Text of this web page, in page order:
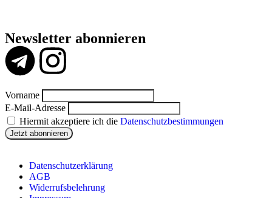
Newsletter abonnieren
Vorname
E-Mail-Adresse
Hiermit akzeptiere ich die Datenschutzbestimmungen
Datenschutzerklärung
AGB
Widerrufsbelehrung